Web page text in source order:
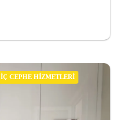
İÇ CEPHE HIZMETLERI